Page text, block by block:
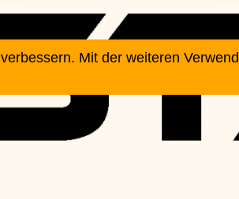
Mit der weiteren